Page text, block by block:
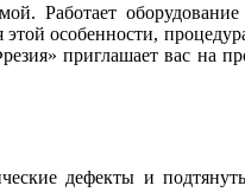
Работает
особенности,
приглашает вас на
дефекты и